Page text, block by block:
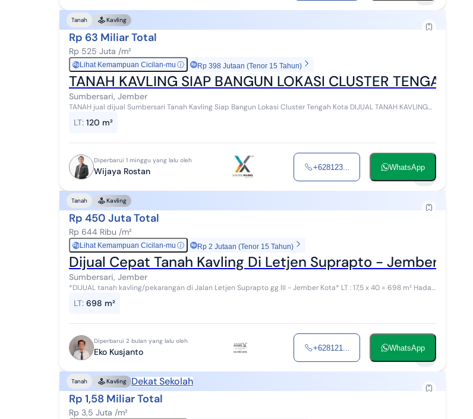
Tanah Kavling
Rp 63 Miliar Total
Rp 525 Juta /m²
RpLihat Kemampuan Cicilan-mu ⓘ Rp 398 Jutaan (Tenor 15 Tahun)
TANAH KAVLING SIAP BANGUN LOKASI CLUSTER TENGAH
Sumbersari, Jember
TANAH jual dijual Sumbersari Tanah Kavling Siap Bangun Lokasi Cluster Tengah Kota DIJUAL TANAH KAVLING
LT: 120 m²
Diperbarui 1 minggu yang lalu oleh
Wijaya Rostan +628123... WhatsApp
Tanah Kavling
Rp 450 Juta Total
Rp 644 Ribu /m²
RpLihat Kemampuan Cicilan-mu ⓘ Rp 2 Jutaan (Tenor 15 Tahun)
Dijual Cepat Tanah Kavling Di Letjen Suprapto - Jember Kota
Sumbersari, Jember
*DIJUAL tanah kavling/pekarangan di Jalan Letjen Suprapto gg III - Jember Kota* LT : 17,5 x 40 = 698 m² Hadap
LT: 698 m²
Diperbarui 2 bulan yang lalu oleh
Eko Kusjanto +628121... WhatsApp
Tanah Kavling Dekat Sekolah
Rp 1,58 Miliar Total
Rp 3,5 Juta /m²